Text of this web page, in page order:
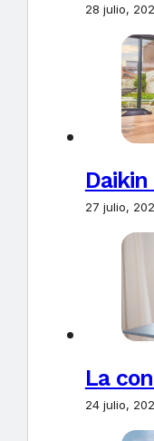
28 julio,
27 julio,
La
24 julio,